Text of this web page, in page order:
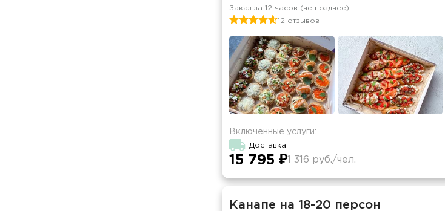
Заказ за 12 часов (не позднее)
12 отзывов
Включенные услуги:
Доставка
15 795 ₽ 1 316 руб./чел.
Канапе на 18-20 персон